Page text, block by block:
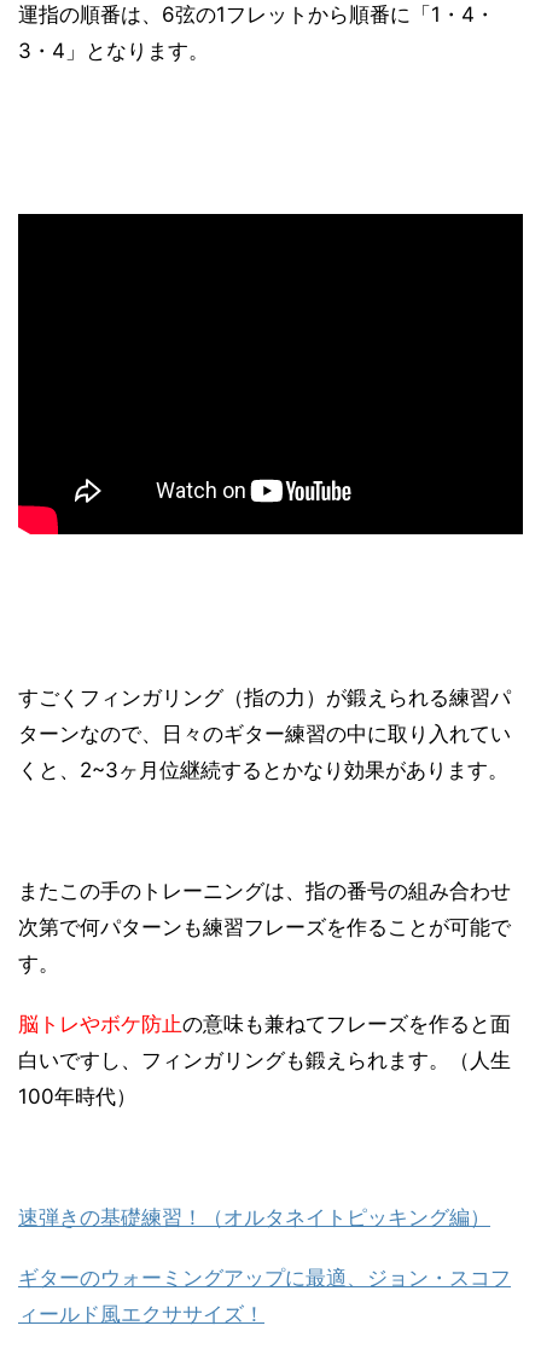
運指の順番は、6弦の1フレットから順番に「1・4・
3・4」となります。
すごくフィンガリング（指の力）が鍛えられる練習パ
ターンなので、日々のギター練習の中に取り入れてい
くと、2~3ヶ月位継続するとかなり効果があります。
またこの手のトレーニングは、指の番号の組み合わせ
次第で何パターンも練習フレーズを作ることが可能で
す。
脳トレやボケ防止の意味も兼ねてフレーズを作ると面
白いですし、フィンガリングも鍛えられます。（人生
100年時代）
速弾きの基礎練習！（オルタネイトピッキング編）
ギターのウォーミングアップに最適、ジョン・スコフ
ィールド風エクササイズ！